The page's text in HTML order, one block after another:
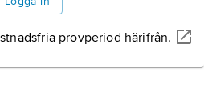
provperiod härifrån.